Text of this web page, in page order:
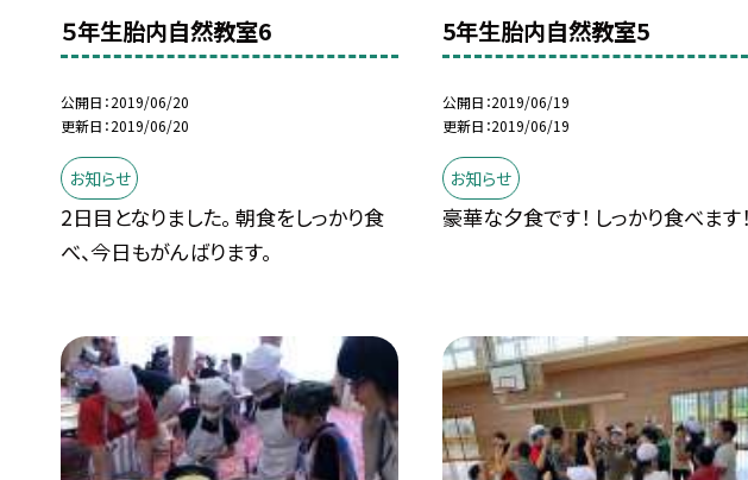
５年生胎内自然教室6
公開日 2019/06/20
更新日 2019/06/20
お知らせ
2日目となりました。 朝食をしっかり食
べ、今日もがんばります。
5年生胎内自然教室5
公開日 2019/06/19
更新日 2019/06/19
お知らせ
豪華な夕食です！ しっかり食べます！